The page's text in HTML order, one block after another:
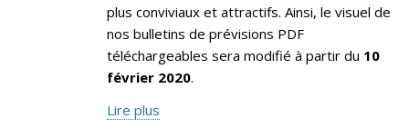
plus conviviaux et attractifs. Ainsi, le visuel de
nos bulletins de prévisions PDF
téléchargeables sera modifié à partir du 10
février 2020.
Lire plus